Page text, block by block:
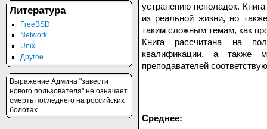
устранению неполадок.
из реальной жизни, но
таким сложным темам, как
Книга рассчитана на
квалификации, а также
преподавателей
Среднее:
Литература
FreeBSD
Network
Unix
Другое
Выражение Админа "завести
нового пользователя" не означает
смерть последнего на российских
болотах.